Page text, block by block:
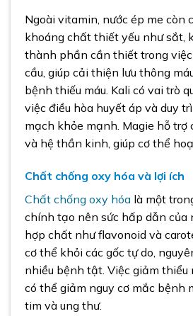
Ngoài vitamin, nước ép me còn
khoáng chất thiết yếu như sắt,
thành phần cần thiết trong
cầu, giúp cải thiện lưu thông
bệnh thiếu máu. Kali có vai trò
việc điều hòa huyết áp và duy
mạch khỏe mạnh. Magie hỗ trợ
và hệ thần kinh, giúp cơ thể
Chất chống oxy hóa và lợi ích
Chất chống oxy hóa là một
chính tạo nên sức hấp dẫn của
hợp chất như flavonoid và
cơ thể khỏi các gốc tự do,
nhiều bệnh tật. Việc giảm thiểu
có thể giảm nguy cơ mắc bệnh
tim và ung thư.